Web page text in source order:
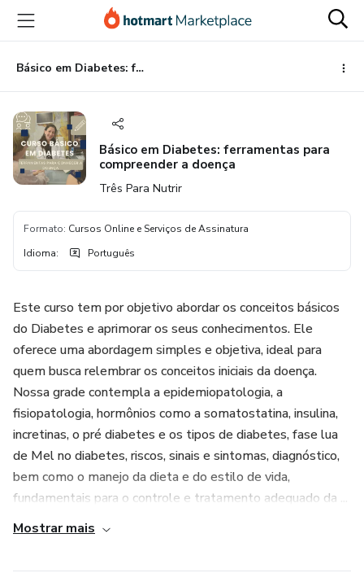
para
conteúdo
principal
para
pagamento
para
rodapé
Básico em Diabetes: ferramentas para compreender a doença
Básico em Diabetes: ferramentas para
compreender a doença
Três Para Nutrir
Formato: Cursos Online e Serviços de Assinatura
Idioma: Português
Este curso tem por objetivo abordar os conceitos básicos
do Diabetes e aprimorar os seus conhecimentos. Ele
oferece uma abordagem simples e objetiva, ideal para
quem busca relembrar os conceitos iniciais da doença.
Nossa grade contempla a epidemiopatologia, a
fisiopatologia, hormônios como a somatostatina, insulina,
incretinas, o pré diabetes e os tipos de diabetes, fase lua
de Mel no diabetes, riscos, sinais e sintomas, diagnóstico,
bem como o manejo da dieta e do estilo de vida,
fundamentais para o controle e tratamento adequado da ...
Mostrar mais